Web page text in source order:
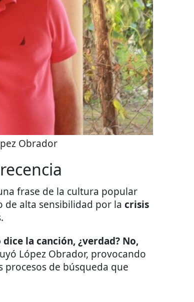
Obrador
frase de la cultura popular
de alta sensibilidad por la crisis
la canción, ¿verdad? No,
López Obrador, provocando
de búsqueda que